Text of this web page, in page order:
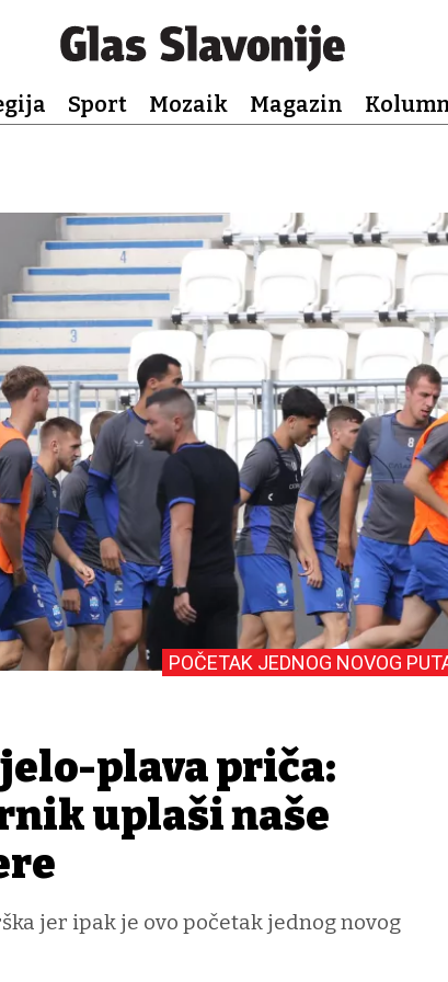
Sport Mozaik Magazin
POČETAK JEDNOG NOVOG
plava priča:
uplaši naše
jer ipak je ovo početak jednog novog